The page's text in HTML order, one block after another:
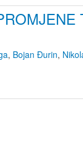
, Bojan Đurin,